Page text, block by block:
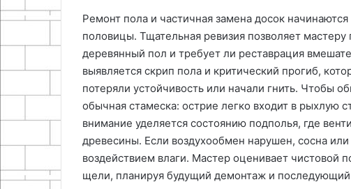
Ремонт пола и частичная замена досок
половицы. Тщательная ревизия позволяет мастеру
деревянный пол и требует ли реставрация
выявляется скрип пола и критический прогиб,
потеряли устойчивость или начали гнить. Чтобы
обычная стамеска: острие легко входит в рыхлую
внимание уделяется состоянию подполья, где
древесины. Если воздухообмен нарушен, сосна
воздействием влаги. Мастер оценивает чистовой
щели, планируя будущий демонтаж и